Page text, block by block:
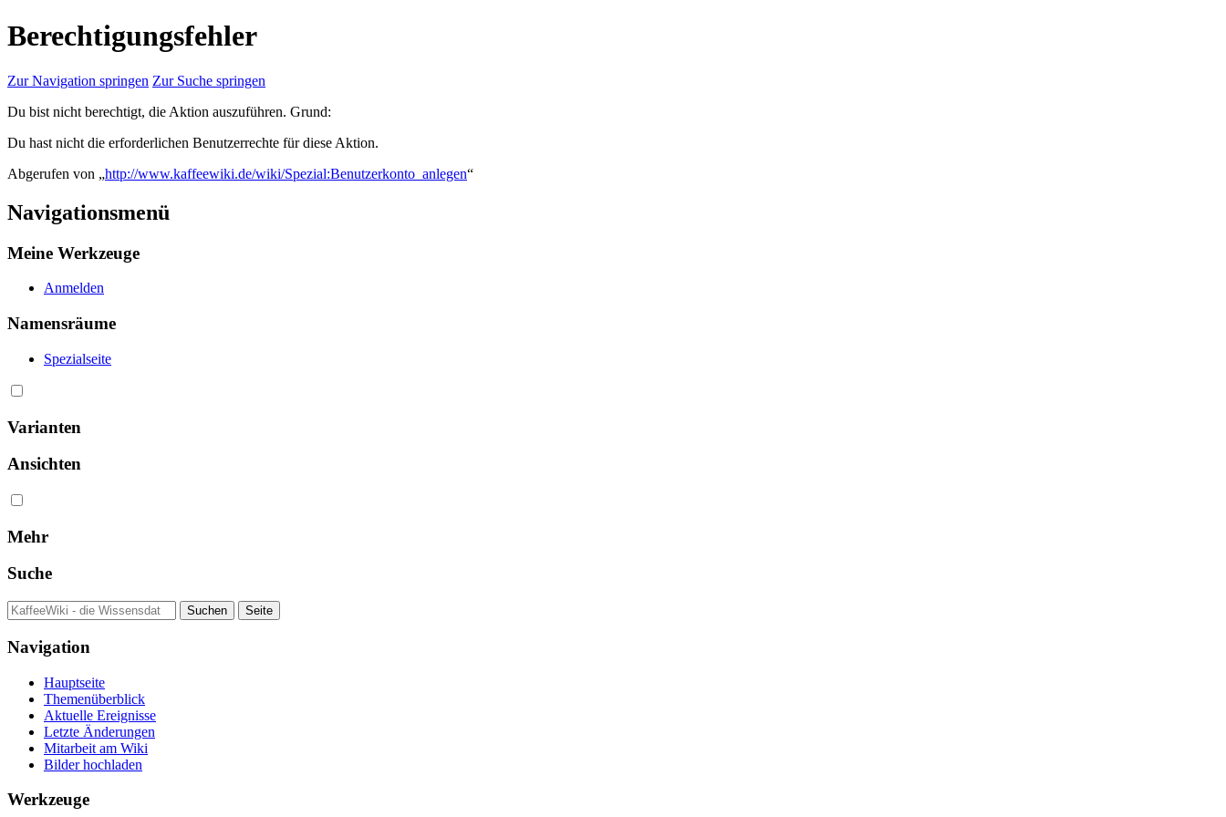
Berechtigungsfehler
Zur Navigation springen Zur Suche springen
Du bist nicht berechtigt, die Aktion auszuführen. Grund:
Du hast nicht die erforderlichen Benutzerrechte für diese Aktion.
Abgerufen von „http://www.kaffeewiki.de/wiki/Spezial:Benutzerkonto_anlegen“
Navigationsmenü
Meine Werkzeuge
Anmelden
Namensräume
Spezialseite
Varianten
Ansichten
Mehr
Suche
Navigation
Hauptseite
Themenüberblick
Aktuelle Ereignisse
Letzte Änderungen
Mitarbeit am Wiki
Bilder hochladen
Werkzeuge